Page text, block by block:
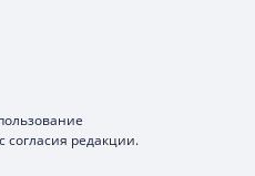
согласия редакции.